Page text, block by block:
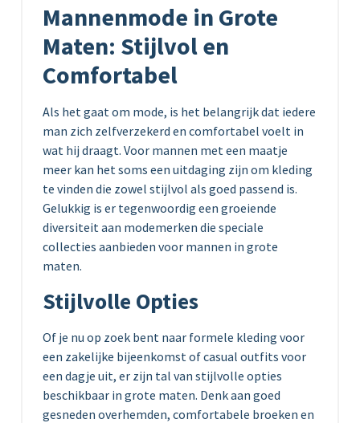
Mannenmode in Grote
Maten: Stijlvol en
Comfortabel
Als het gaat om mode, is het belangrijk dat iedere
man zich zelfverzekerd en comfortabel voelt in
wat hij draagt. Voor mannen met een maatje
meer kan het soms een uitdaging zijn om kleding
te vinden die zowel stijlvol als goed passend is.
Gelukkig is er tegenwoordig een groeiende
diversiteit aan modemerken die speciale
collecties aanbieden voor mannen in grote
maten.
Stijlvolle Opties
Of je nu op zoek bent naar formele kleding voor
een zakelijke bijeenkomst of casual outfits voor
een dagje uit, er zijn tal van stijlvolle opties
beschikbaar in grote maten. Denk aan goed
gesneden overhemden, comfortabele broeken en